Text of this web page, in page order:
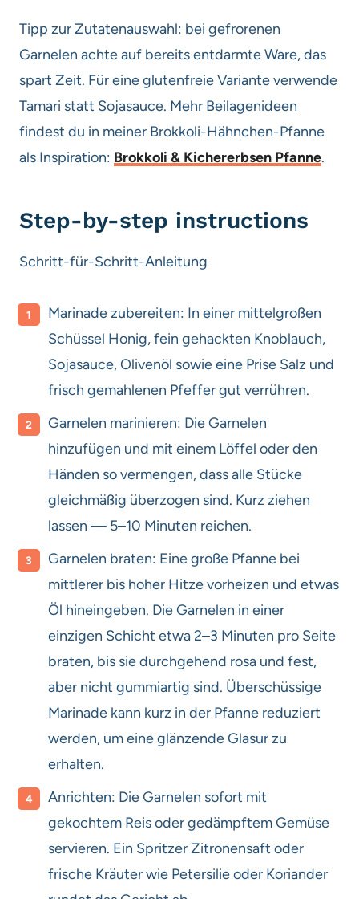
Tipp zur Zutatenauswahl: bei gefrorenen
Garnelen achte auf bereits entdarmte Ware, das
spart Zeit. Für eine glutenfreie Variante verwende
Tamari statt Sojasauce. Mehr Beilagenideen
findest du in meiner Brokkoli-Hähnchen-Pfanne
als Inspiration: Brokkoli & Kichererbsen Pfanne.
Step-by-step instructions
Schritt-für-Schritt-Anleitung
Marinade zubereiten: In einer mittelgroßen
Schüssel Honig, fein gehackten Knoblauch,
Sojasauce, Olivenöl sowie eine Prise Salz und
frisch gemahlenen Pfeffer gut verrühren.
Garnelen marinieren: Die Garnelen
hinzufügen und mit einem Löffel oder den
Händen so vermengen, dass alle Stücke
gleichmäßig überzogen sind. Kurz ziehen
lassen — 5–10 Minuten reichen.
Garnelen braten: Eine große Pfanne bei
mittlerer bis hoher Hitze vorheizen und etwas
Öl hineingeben. Die Garnelen in einer
einzigen Schicht etwa 2–3 Minuten pro Seite
braten, bis sie durchgehend rosa und fest,
aber nicht gummiartig sind. Überschüssige
Marinade kann kurz in der Pfanne reduziert
werden, um eine glänzende Glasur zu
erhalten.
Anrichten: Die Garnelen sofort mit
gekochtem Reis oder gedämpftem Gemüse
servieren. Ein Spritzer Zitronensaft oder
frische Kräuter wie Petersilie oder Koriander